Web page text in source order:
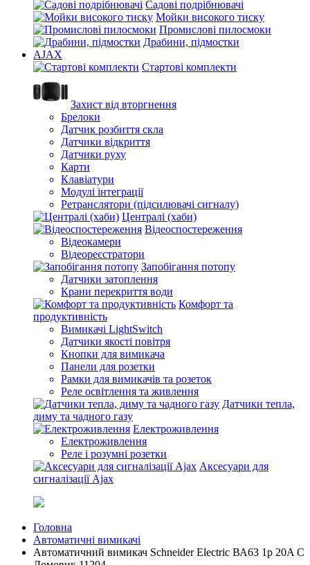
Садові подрібнювачі
Мойки високого тиску
Промислові пилосмоки
Драбини, підмостки
AJAX
Стартові комплекти
Захист від вторгнення
Брелоки
Датчик розбиття скла
Датчики відкриття
Датчики руху
Карти
Клавіатури
Модулі інтеграції
Ретранслятори (підсилювачі сигналу)
Централі (хаби)
Відеоспостереження
Відеокамери
Відеореєстратори
Запобігання потопу
Датчики затоплення
Крани перекриття води
Комфорт та
продуктивність
Вимикачі LightSwitch
Датчики якості повітря
Кнопки для вимикача
Панели для розетки
Рамки для вимикачів та розеток
Реле освітлення та живлення
Датчики тепла,
диму та чадного газу
Електроживлення
Електроживлення
Реле і розумні розетки
Аксесуари для
сигналізації Ajax
Головна
Автоматичні вимикачі
Автоматичний вимикач Schneider Electric ВА63 1р 20A C